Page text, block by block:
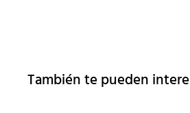
También te pueden